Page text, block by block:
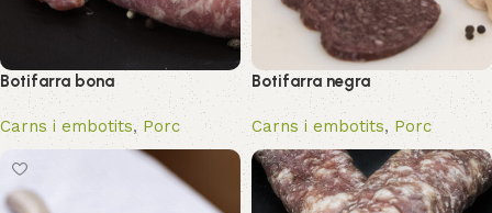
Botifarra bona
Carns i embotits, Porc
Botifarra negra
Carns i embotits, Porc